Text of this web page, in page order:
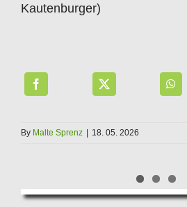
Kautenburger)
By Malte Sprenz | 18. 05. 2026